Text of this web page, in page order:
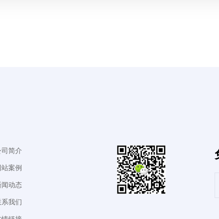
简介
案例
动态
我们